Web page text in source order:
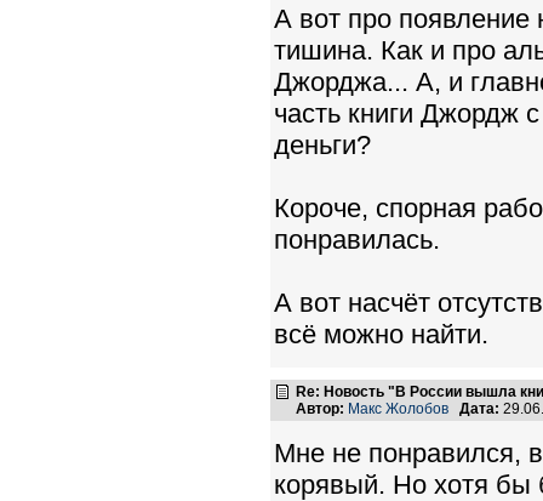
А вот про появление
тишина. Как и про
Джорджа... А, и
часть книги Джордж
деньги?
Короче, спорная
понравилась.
А вот насчёт
всё можно найти.
Re: Новость "В России вышла
Автор: Макс Жолобов Дата:
Мне не понравился,
корявый. Но хотя бы